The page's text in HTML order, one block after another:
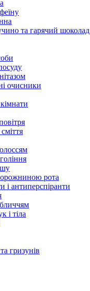
та гарячий шоколад
очисники
рота
і антиперспіранти
і тіла
гризунів